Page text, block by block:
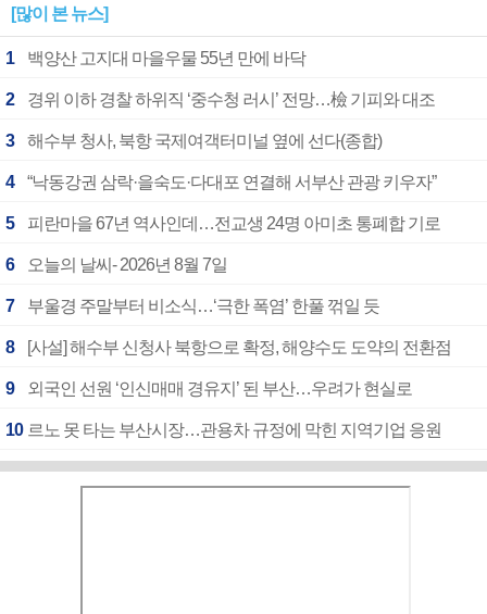
[많이 본 뉴스]
1 백양산 고지대 마을우물 55년 만에 바닥
2 경위 이하 경찰 하위직 ‘중수청 러시’ 전망…檢 기피와 대조
3 해수부 청사, 북항 국제여객터미널 옆에 선다(종합)
4 “낙동강권 삼락·을숙도·다대포 연결해 서부산 관광 키우자”
5 피란마을 67년 역사인데…전교생 24명 아미초 통폐합 기로
6 오늘의 날씨- 2026년 8월 7일
7 부울경 주말부터 비소식…‘극한 폭염’ 한풀 꺾일 듯
8 [사설] 해수부 신청사 북항으로 확정, 해양수도 도약의 전환점
9 외국인 선원 ‘인신매매 경유지’ 된 부산…우려가 현실로
10 르노 못 타는 부산시장…관용차 규정에 막힌 지역기업 응원